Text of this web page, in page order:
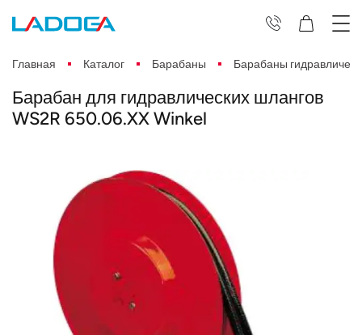
Главная Каталог Барабаны Барабаны
Барабан для гидравлических шлангов
WS2R 650.06.XX Winkel